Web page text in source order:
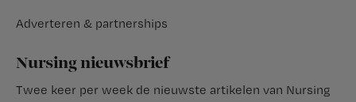
Adverteren & partnerships
Nursing nieuwsbrief
Twee keer per week de nieuwste artikelen van Nursing